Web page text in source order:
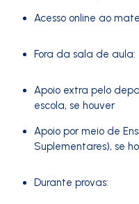
Acesso online ao
Fora da sala de aula:
Apoio extra pelo
escola, se houver
Apoio por meio de
Suplementares), se
Durante provas: